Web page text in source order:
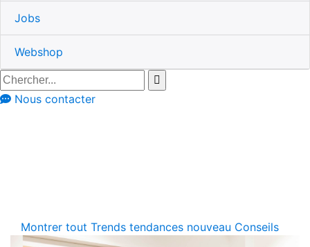
Jobs
Webshop
Nous contacter
Montrer tout Trends tendances nouveau Conseils